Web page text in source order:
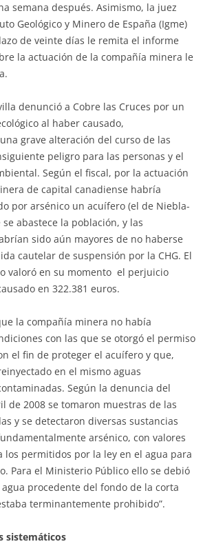
semana después. Asimismo, la juez
Geológico y Minero de España (Igme)
de veinte días le remita el informe
la actuación de la compañía minera le
denunció a Cobre las Cruces por un
al haber causado,
grave alteración del curso de las
peligro para las personas y el
Según el fiscal, por la actuación
de capital canadiense habría
por arsénico un acuífero (el de Niebla-
se abastece la población, y las
sido aún mayores de no haberse
cautelar de suspensión por la CHG. El
valoró en su momento el perjuicio
en 322.381 euros.
la compañía minera no había
con las que se otorgó el permiso
el fin de proteger el acuífero y que,
en el mismo aguas
Según la denuncia del
de 2008 se tomaron muestras de las
y se detectaron diversas sustancias
arsénico, con valores
los permitidos por la ley en el agua para
Para el Ministerio Público ello se debió
procedente del fondo de la corta
terminantemente prohibido”.
sistemáticos